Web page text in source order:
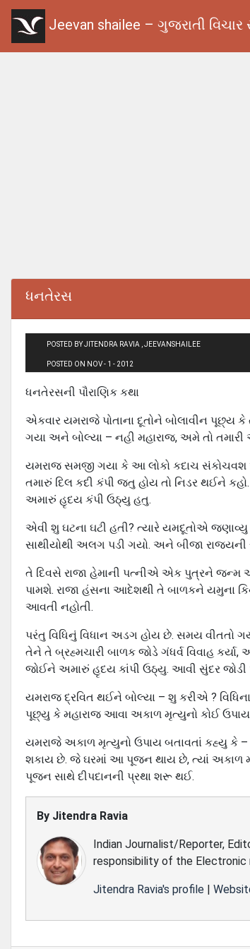
Jeevan shailee – ગુજરાતી
ધનતેરસ
POSTED BY JITENDRA RAVIA , JEEVANSHAILEE
POSTED ON NOV - 1 - 2012
ધનતેરસની પૌરાણિક કથા
એકવાર યમરાજે પોતાના દૂતોને બોલાવીન પૂછ્ય
ગયા અને બોલ્યા – નહી મહારાજ, અમે તો
યમરાજ સમજી ગયા કે આ લોકો કદાચ સંકોચવશ
તમારું દિલ કદી કંપી જતુ હોય તો નિડર થઈને
અમારું હૃદય કંપી ઉઠ્યુ હતુ.
એવી શુ ઘટના ઘટી હતી? ત્યારે યમદૂતોએ જણાવ્યુ
સાથીયોથી અલગ પડી ગયો. અને બીજા રાજયની
તે દિવસે રાજા હેમાની પત્નીએ એક પુત્રને જન્મ
પામશે. રાજા હંસના આદેશથી તે બાળકને યમુના
આવતી નહોતી.
પરંતુ વિધિનું વિધાન અડગ હોય છે. સમય વીતતો
તેને તે બ્રહ્મચારી બાળક જોડે ગંધર્વ વિવાહ કર્યા,
જોઈને અમારું હૃદય કાંપી ઉઠ્યુ. આવી સુંદર જોડી
યમરાજ દ્રવિત થઈને બોલ્યા – શુ કરીએ ?
પૂછ્યુ કે મહારાજ આવા અકાળ મૃત્યુનો કોઈ ઉપાય
યમરાજે અકાળ મૃત્યુનો ઉપાય બતાવતાં કહ્યુ કે –
શકાય છે. જે ઘરમાં આ પૂજન થાય છે, ત્યાં અકાળ
પૂજન સાથે દીપદાનની પ્રથા શરૂ થઈ.
By Jitendra Ravia
Indian Journalist/Reporter,
responsibility of the Electronic
Jitendra Ravia's profile |